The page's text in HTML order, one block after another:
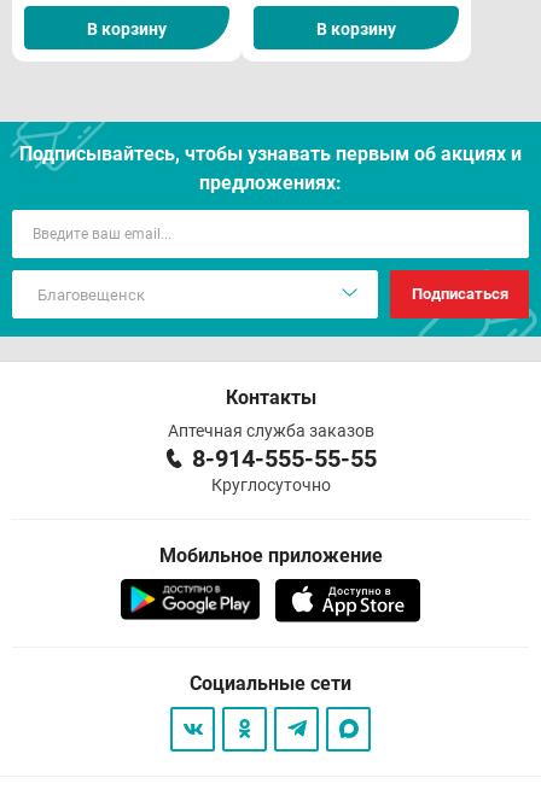
В корзину В корзину
Подписывайтесь, чтобы узнавать первым об акцияx и
предложениях:
Подписаться
Контакты
Аптечная служба заказов
8-914-555-55-55
Круглосуточно
Мобильное приложение
Социальные сети